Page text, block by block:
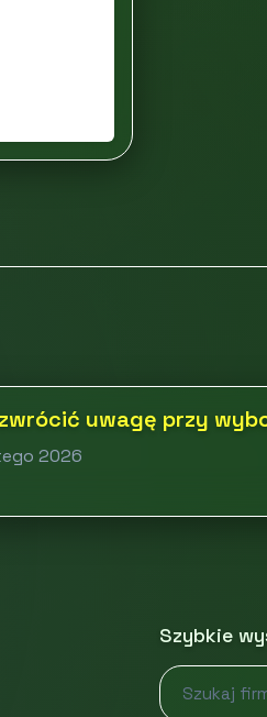
uwagę przy
2026
Szybkie